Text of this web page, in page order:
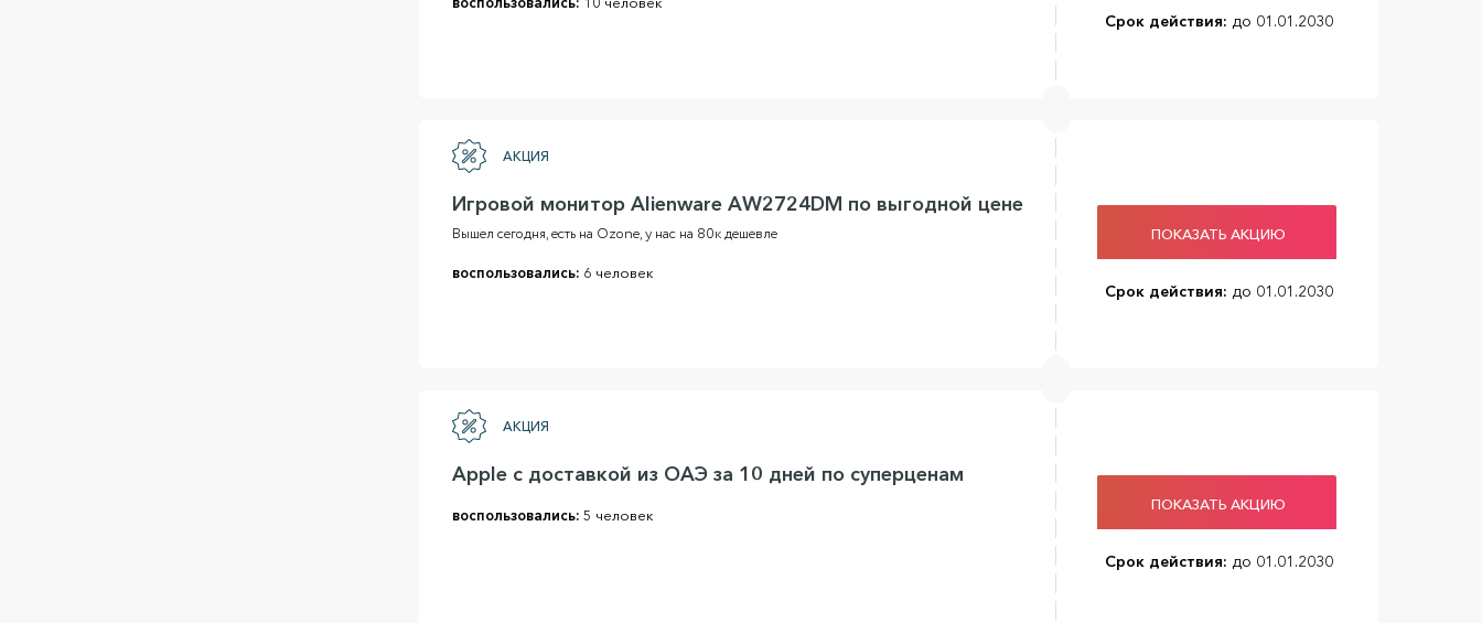
Срок действия: до 01.01.2030
АКЦИЯ
Игровой монитор Alienware AW2724DM по выгодной цене
Вышел сегодня, есть на Ozone, у нас на 80к дешевле
воспользовались: 6 человек
ПОКАЗАТЬ АКЦИЮ
Срок действия: до 01.01.2030
АКЦИЯ
Apple с доставкой из ОАЭ за 10 дней по суперценам
воспользовались: 5 человек
ПОКАЗАТЬ АКЦИЮ
Срок действия: до 01.01.2030